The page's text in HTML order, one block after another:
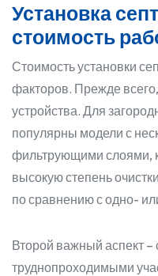
Установка
стоимость
Стоимость установки
факторов. Прежде
устройства. Для
популярны модели с
фильтрующими слоями,
высокую степень
по сравнению с одно-
Второй важный аспект
труднопроходимыми